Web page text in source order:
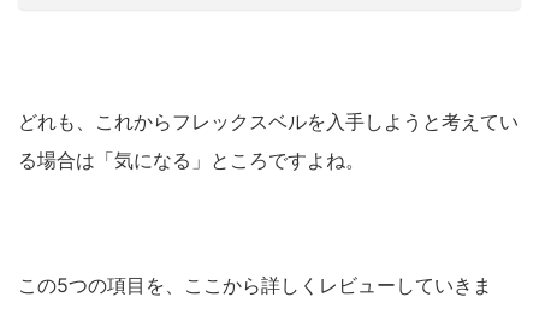
どれも、これからフレックスベルを入手しようと考えてい
る場合は「気になる」ところですよね。
この5つの項目を、ここから詳しくレビューしていきま